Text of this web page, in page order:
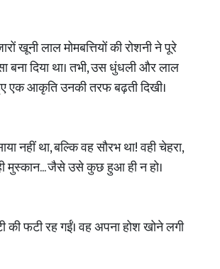
खूनी लाल मोमबत्तियों की रोशनी ने पूरे
दिया था। तभी, उस धुंधली और लाल
एक आकृति उनकी तरफ बढ़ती दिखी।
नहीं था, बल्कि वह सौरभ था! वही चेहरा,
मुस्कान... जैसे उसे कुछ हुआ ही न हो।
फटी रह गईं। वह अपना होश खोने लगी